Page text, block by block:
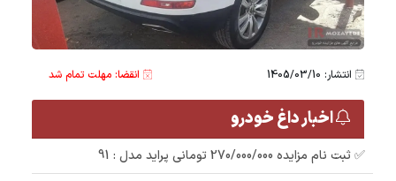
انتشار: 1405/03/10 انقضا: مهلت تمام شد
اخبار داغ خودرو
✅ ثبت نام مزایده 270/000/000 تومانی پراید مدل : 91